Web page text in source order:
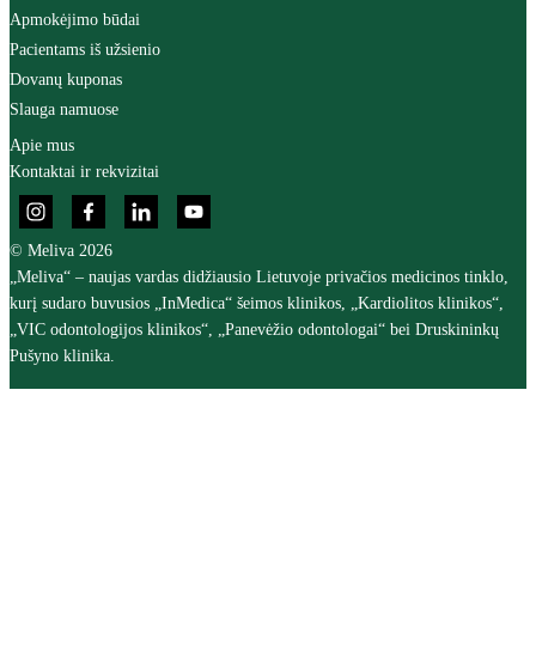
Apmokėjimo būdai
Pacientams iš užsienio
Dovanų kuponas
Slauga namuose
Apie mus
Kontaktai ir rekvizitai
© Meliva 2026
„Meliva“ – naujas vardas didžiausio Lietuvoje privačios medicinos tinklo,
kurį sudaro buvusios „InMedica“ šeimos klinikos, „Kardiolitos klinikos“,
„VIC odontologijos klinikos“, „Panevėžio odontologai“ bei Druskininkų
Pušyno klinika.